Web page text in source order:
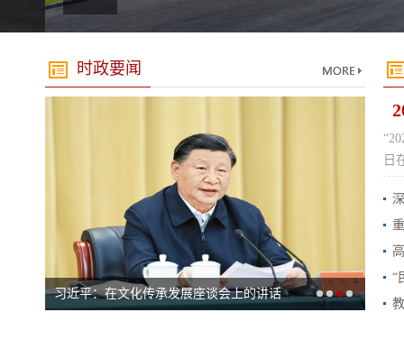
时政要闻
习近平：在文化传承发展座谈会上的讲话
日
“